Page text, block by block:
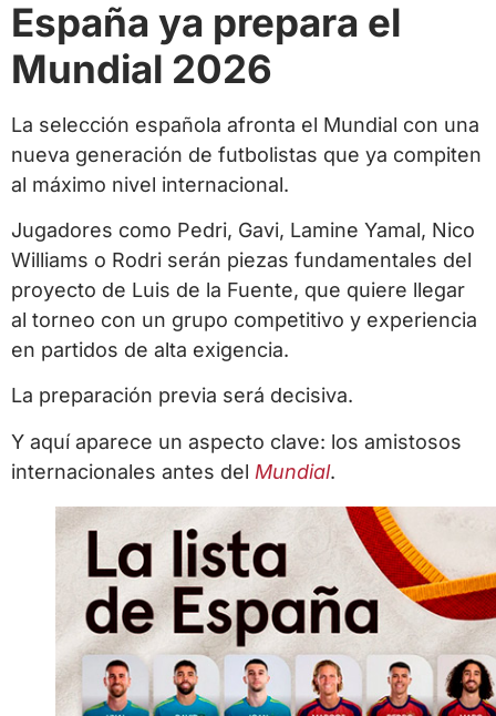
España ya prepara el
Mundial 2026
La selección española afronta el Mundial con una
nueva generación de futbolistas que ya compiten
al máximo nivel internacional.
Jugadores como Pedri, Gavi, Lamine Yamal, Nico
Williams o Rodri serán piezas fundamentales del
proyecto de Luis de la Fuente, que quiere llegar
al torneo con un grupo competitivo y experiencia
en partidos de alta exigencia.
La preparación previa será decisiva.
Y aquí aparece un aspecto clave: los amistosos
internacionales antes del Mundial.